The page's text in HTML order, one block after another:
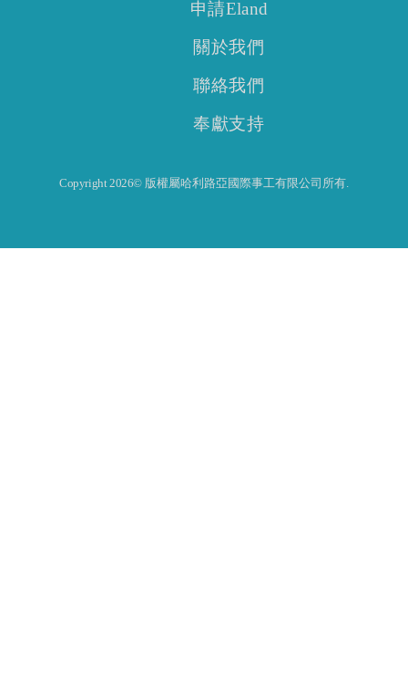
申請Eland
關於我們
聯絡我們
奉獻支持
Copyright 2026© 版權屬哈利路亞國際事工有限公司所有.